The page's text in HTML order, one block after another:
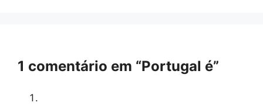
1 comentário em “Portugal é”